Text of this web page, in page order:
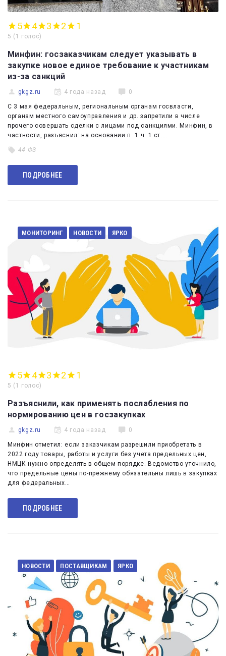
5 4 3 2 1
5 ( 1 голос)
Минфин: госзаказчикам следует указывать в
закупке новое единое требование к участникам
из-за санкций
gkgz.ru 4 года назад 0
С 3 мая федеральным, региональным органам госвласти,
органам местного самоуправления и др. запретили в числе
прочего совершать сделки с лицами под санкциями. Минфин, в
частности, разъяснил: на основании п. 1 ч. 1 ст.…
44 ФЗ
ПОДРОБНЕЕ
МОНИТОРИНГ НОВОСТИ ЯРКО
5 4 3 2 1
5 ( 1 голос)
Разъяснили, как применять послабления по
нормированию цен в госзакупках
gkgz.ru 4 года назад 0
Минфин отметил: если заказчикам разрешили приобретать в
2022 году товары, работы и услуги без учета предельных цен,
НМЦК нужно определять в общем порядке. Ведомство уточнило,
что предельные цены по-прежнему обязательны лишь в закупках
для федеральных…
ПОДРОБНЕЕ
НОВОСТИ ПОСТАВЩИКАМ ЯРКО